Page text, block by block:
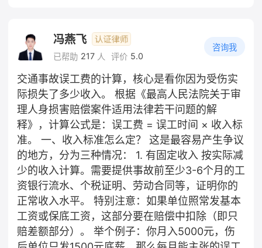
冯燕飞
已帮助 217 人 评价 5.0
咨询我
交通事故误工费的计算，核心是看你因为受伤实
际损失了多少收入。 根据《最高人民法院关于审
理人身损害赔偿案件适用法律若干问题的解
释》，计算公式是：误工费 = 误工时间 × 收入标
准。 一、收入标准怎么定？ 这是最容易产生争议
的地方，分为三种情况： 1. 有固定收入 按实际减
少的收入计算。需要提供事故前至少3-6个月的工
资银行流水、个税证明、劳动合同等，证明你的
正常收入水平。 特别注意：如果单位照常发基本
工资或保底工资，这部分要在赔偿中扣除（即只
赔差额部分）。 举个例子：你月入5000元，伤